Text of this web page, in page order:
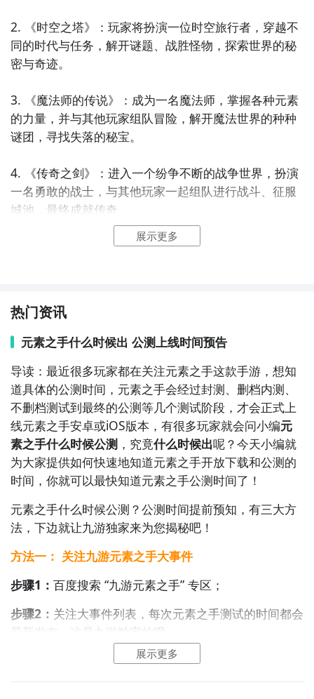
2. 《时空之塔》：玩家将扮演一位时空旅行者，穿越不
同的时代与任务，解开谜题、战胜怪物，探索世界的秘
密与奇迹。
3. 《魔法师的传说》：成为一名魔法师，掌握各种元素
的力量，并与其他玩家组队冒险，解开魔法世界的种种
谜团，寻找失落的秘宝。
4. 《传奇之剑》：进入一个纷争不断的战争世界，扮演
一名勇敢的战士，与其他玩家一起组队进行战斗、征服
城池，最终成就传奇。
5. 《仙境之旅》：踏入一个神秘的仙境，选择成为仙
6. 《剑与魔法》：选择你的英雄角色，与其他玩家组
队，进行刺激的战斗和冒险，解锁技能、收集装备，成
7. 《星际迷航》：在宇宙中探索无限的星系，与其他玩
家组成联盟，建立基地、发展科技，进行战斗与贸易，
成为星际的一员。
8. 《神魔战纪》：成为一个强大的神魔使者，集结各种
神魔力量，与其他玩家一起进行战斗、征服领土，打破
诸神之间的平衡。
9. 《龙之召唤》：作为一名召唤师，招募各种强大的
龙，培养它们的能力，与其他召唤师进行对战，争夺龙
10. 《王者之战》：选择你的种族，领导一支强大的军
队，与其他玩家进行战争，争夺王位的统治权，在这个
战争纷争的世界中崛起。
展示更多
热门资讯
元素之手什么时候出 公测上线时间预告
导读：最近很多玩家都在关注元素之手这款手游，想知
道具体的公测时间，元素之手会经过封测、删档内测、
不删档测试到最终的公测等几个测试阶段，才会正式上
线元素之手安卓或iOS版本，有很多玩家就会问小编元
素之手什么时候公测，究竟什么时候出呢？今天小编就
为大家提供如何快速地知道元素之手开放下载和公测的
时间，你就可以最快知道元素之手公测时间了！
元素之手什么时候公测？公测时间提前预知，有三大方
法，下边就让九游独家来为您揭秘吧！
方法一： 关注九游元素之手大事件
步骤1： 百度搜索 “九游元素之手” 专区 ；
步骤2： 关注大事件列表，每次元素之手测试的时间都会
最新发布，这是九游独家的哦；
展示更多